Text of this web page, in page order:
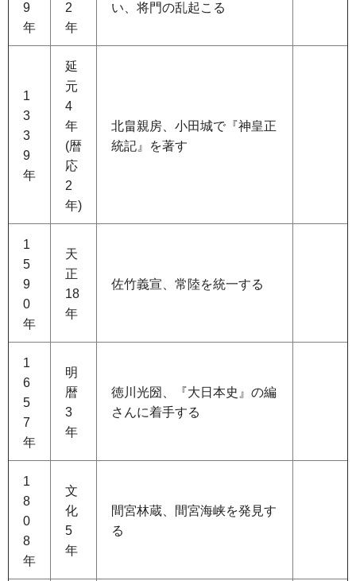
9
年
2
年
い、将門の乱起こる
1
3
3
9
年
延
元
4
年
(暦
応
2
年)
北畠親房、小田城で『神皇正
統記』を著す
1
5
9
0
年
天
正
18
年
佐竹義宣、常陸を統一する
1
6
5
7
年
明
暦
3
年
徳川光圀、『大日本史』の編
さんに着手する
1
8
0
8
年
文
化
5
年
間宮林蔵、間宮海峡を発見す
る